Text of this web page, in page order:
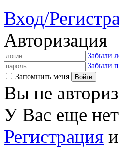
Вход/
Авторизация
Забыли
Забыли
Запомнить меня
Вы не
У Вас еще нет
Регистрация